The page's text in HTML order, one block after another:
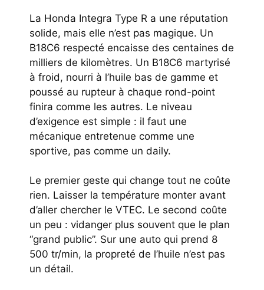
La Honda Integra Type R a une réputation
solide, mais elle n’est pas magique. Un
B18C6 respecté encaisse des centaines de
milliers de kilomètres. Un B18C6 martyrisé
à froid, nourri à l’huile bas de gamme et
poussé au rupteur à chaque rond-point
finira comme les autres. Le niveau
d’exigence est simple : il faut une
mécanique entretenue comme une
sportive, pas comme un daily.
Le premier geste qui change tout ne coûte
rien. Laisser la température monter avant
d’aller chercher le VTEC. Le second coûte
un peu : vidanger plus souvent que le plan
“grand public”. Sur une auto qui prend 8
500 tr/min, la propreté de l’huile n’est pas
un détail.